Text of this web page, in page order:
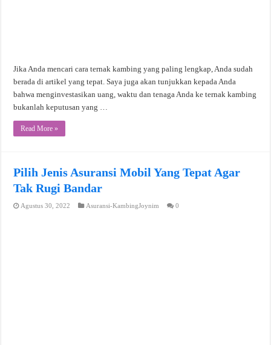
Jika Anda mencari cara ternak kambing yang paling lengkap, Anda sudah
berada di artikel yang tepat. Saya juga akan tunjukkan kepada Anda
bahwa menginvestasikan uang, waktu dan tenaga Anda ke ternak kambing
bukanlah keputusan yang …
Read More »
Pilih Jenis Asuransi Mobil Yang Tepat Agar
Tak Rugi Bandar
Agustus 30, 2022 Asuransi-KambingJoynim 0